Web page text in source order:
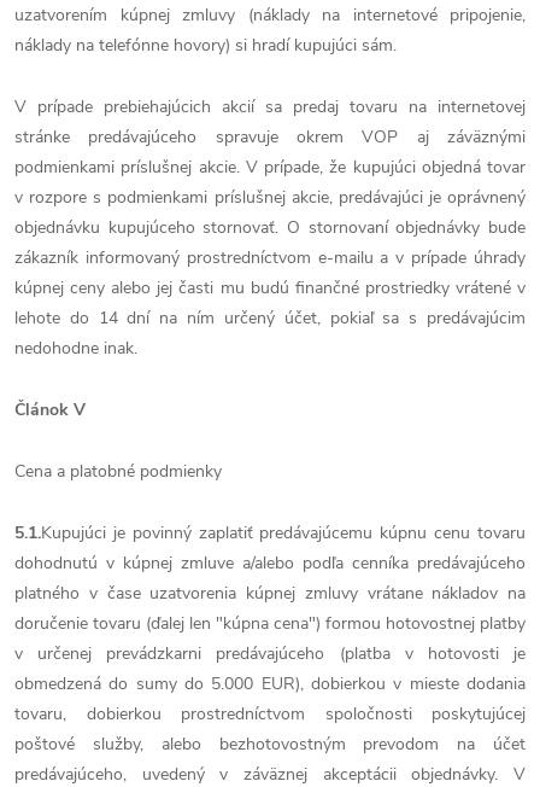
uzatvorením kúpnej zmluvy (náklady na internetové pripojenie,
náklady na telefónne hovory) si hradí kupujúci sám.
V prípade prebiehajúcich akcií sa predaj tovaru na internetovej
stránke predávajúceho spravuje okrem VOP aj záväznými
podmienkami príslušnej akcie. V prípade, že kupujúci objedná tovar
v rozpore s podmienkami príslušnej akcie, predávajúci je oprávnený
objednávku kupujúceho stornovať. O stornovaní objednávky bude
zákazník informovaný prostredníctvom e-mailu a v prípade úhrady
kúpnej ceny alebo jej časti mu budú finančné prostriedky vrátené v
lehote do 14 dní na ním určený účet, pokiaľ sa s predávajúcim
nedohodne inak.
Článok V
Cena a platobné podmienky
5.1.Kupujúci je povinný zaplatiť predávajúcemu kúpnu cenu tovaru
dohodnutú v kúpnej zmluve a/alebo podľa cenníka predávajúceho
platného v čase uzatvorenia kúpnej zmluvy vrátane nákladov na
doručenie tovaru (ďalej len "kúpna cena") formou hotovostnej platby
v určenej prevádzkarni predávajúceho (platba v hotovosti je
obmedzená do sumy do 5.000 EUR), dobierkou v mieste dodania
tovaru, dobierkou prostredníctvom spoločnosti poskytujúcej
poštové služby, alebo bezhotovostným prevodom na účet
predávajúceho, uvedený v záväznej akceptácii objednávky. V